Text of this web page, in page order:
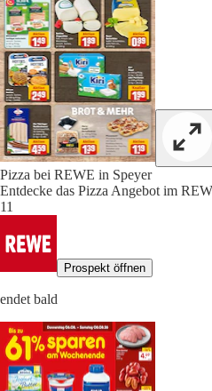
Pizza bei REWE in Speyer
Entdecke das Pizza Angebot im
11
Prospekt öffnen
endet bald